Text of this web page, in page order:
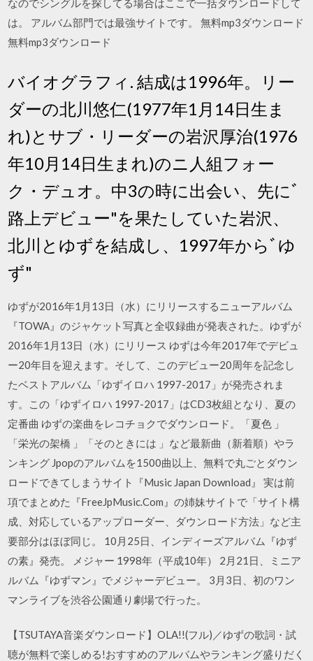
なのでシングルを探してる場合はここで一括ダウンロードして
は。 アルバム部門では最強サイトです。 無料mp3ダウンロード
無料mp3ダウンロード
バイオグラフィ. 結成は1996年。リー
ダーの北川悠仁(1977年1月14日生ま
れ)とサブ・リーダーの岩沢厚治(1976
年10月14日生まれ)のニ人組フォー
ク・デュオ。中3の時に出会い、先にﾞ
路上デビュー"を果たしていた岩沢、
北川とゆずを結成し、1997年からﾞゆ
ず"
ゆずが2016年1月13日（水）にリリースするニューアルバム
『TOWA』のジャケット写真と全収録曲が発表された。ゆずが
2016年1月13日（水）にリリース ゆずは今年2017年でデビュ
ー20年目を迎えます。そして、このデビュー20周年を記念し
たベストアルバム「ゆずイロハ 1997-2017」が発売されま
す。この「ゆずイロハ 1997-2017」はCD3枚組となり、夏の
定番曲 ゆずの楽曲をレコチョクでダウンロード。「夏色 」
「栄光の架橋 」「そのときには 」など最新曲（新着順）やラ
ンキング Jpopのアルバムを1500曲以上、無料で丸ごとダウン
ロードできてしまうサイト『Music Japan Download』 実は前
項でまとめた『FreeJpMusic.Com』の姉妹サイトで「サイト構
成、対応しているアップローダー、ダウンロード方法」など主
要部分はほぼ同じ。 10月25日、インディーズアルバム『ゆず
の素』発売。 メジャー 1998年（平成10年） 2月21日、ミニア
ルバム『ゆずマン』でメジャーデビュー。 3月3日、初のワン
マンライブを渋谷公園通り劇場で行った。
【TSUTAYA音楽ダウンロード】OLA!!(フル)／ゆずの歌詞・試
聴が無料で楽しめる!おすすめのアルバムやランキング盛りだく